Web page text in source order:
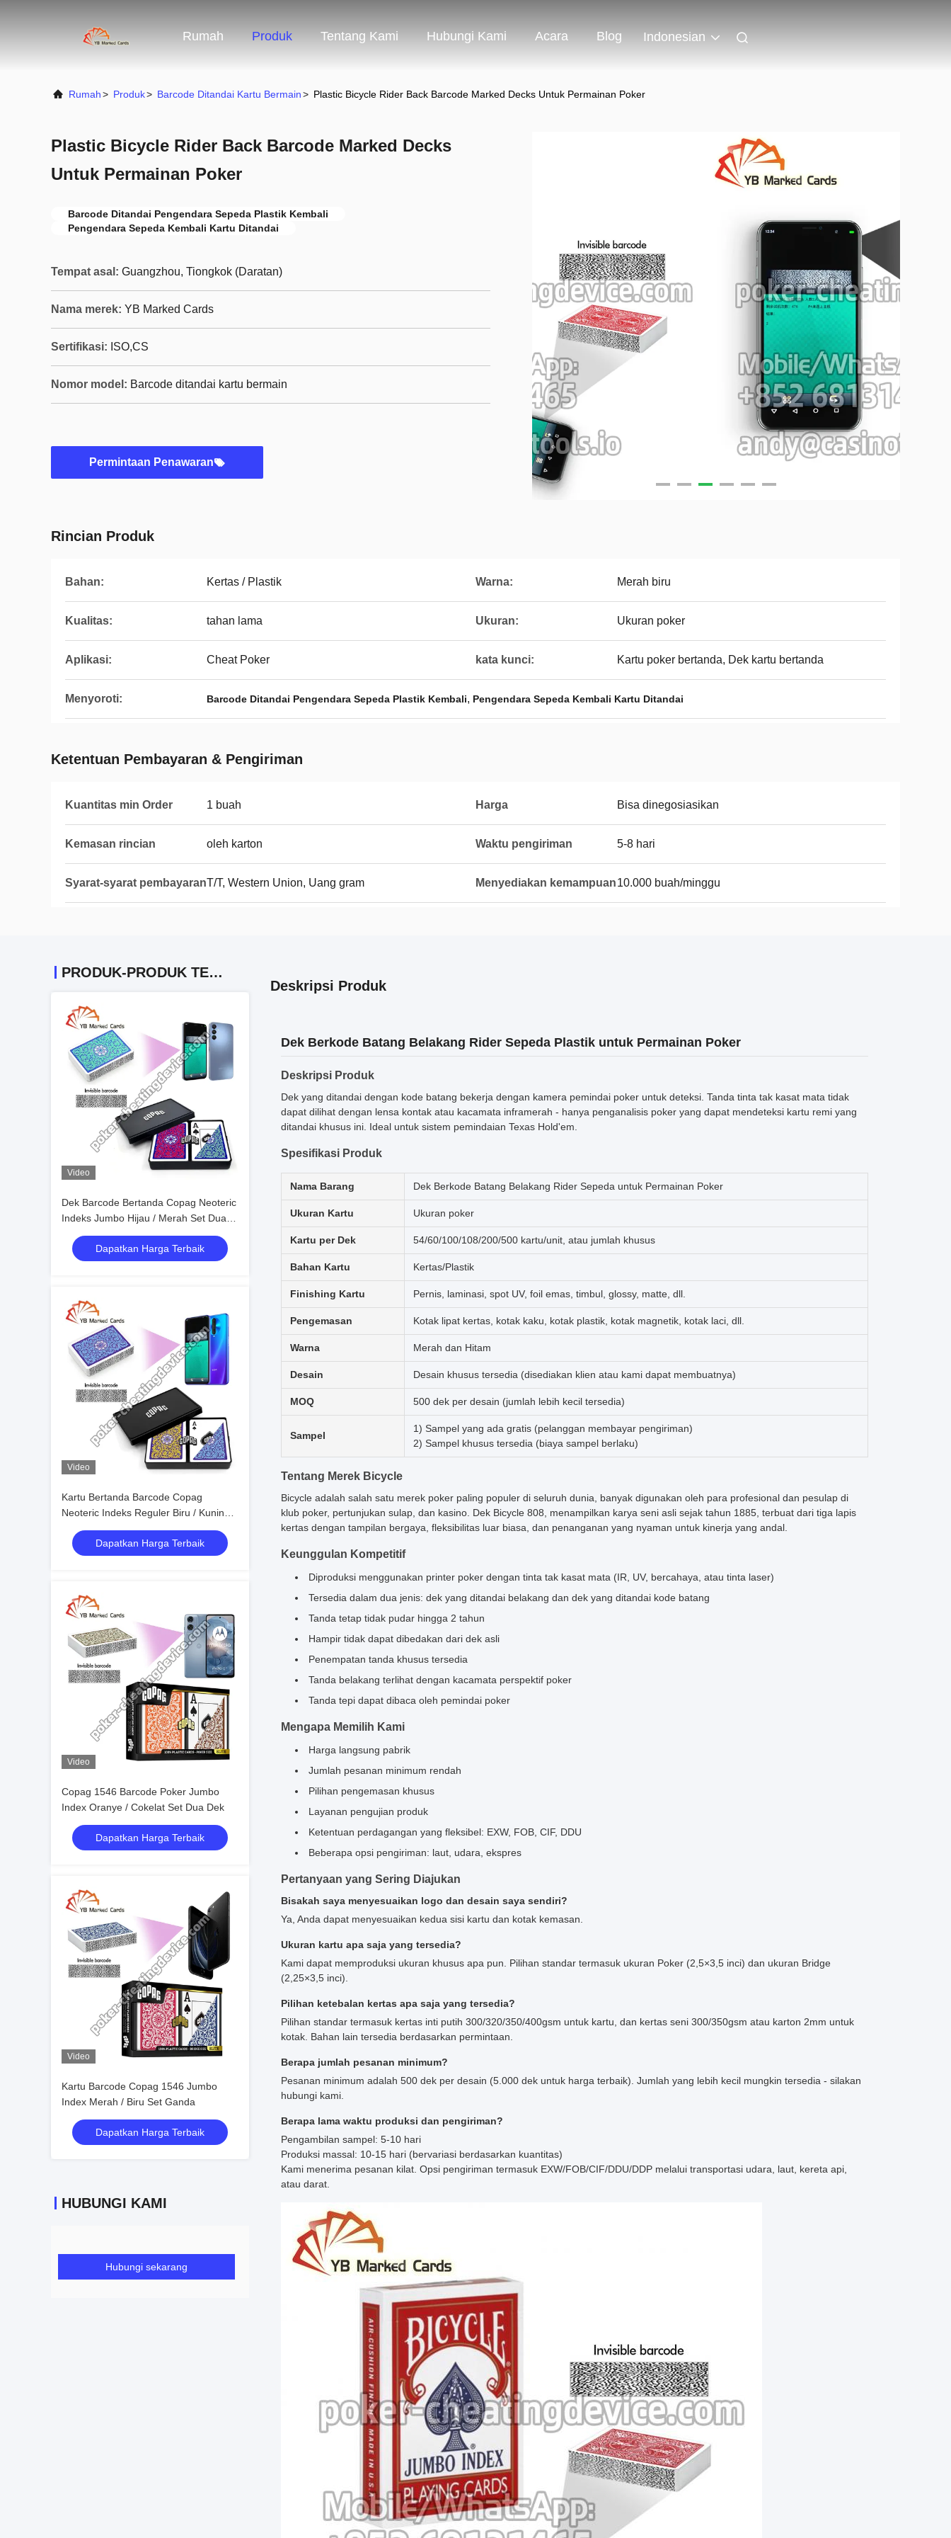
Rumah Produk Tentang Kami Hubungi Kami Acara Blog Indonesian
Rumah> Produk> Barcode Ditandai Kartu Bermain> Plastic Bicycle Rider Back Barcode Marked Decks Untuk Permainan Poker
Plastic Bicycle Rider Back Barcode Marked Decks
Untuk Permainan Poker
Barcode Ditandai Pengendara Sepeda Plastik Kembali
Pengendara Sepeda Kembali Kartu Ditandai
Tempat asal: Guangzhou, Tiongkok (Daratan)
Nama merek: YB Marked Cards
Sertifikasi: ISO,CS
Nomor model: Barcode ditandai kartu bermain
Permintaan Penawaran
Rincian Produk
Bahan: Kertas / Plastik Warna: Merah biru
Kualitas: tahan lama Ukuran: Ukuran poker
Aplikasi: Cheat Poker kata kunci: Kartu poker bertanda, Dek kartu bertanda
Menyoroti: Barcode Ditandai Pengendara Sepeda Plastik Kembali, Pengendara Sepeda Kembali Kartu Ditandai
Ketentuan Pembayaran & Pengiriman
Kuantitas min Order 1 buah Harga Bisa dinegosiasikan
Kemasan rincian oleh karton Waktu pengiriman 5-8 hari
Syarat-syarat pembayaranT/T, Western Union, Uang gram Menyediakan kemampuan10.000 buah/minggu
PRODUK-PRODUK TERKAIT
Video
Dek Barcode Bertanda Copag Neoteric
Indeks Jumbo Hijau / Merah Set Dua
Dapatkan Harga Terbaik
Video
Kartu Bertanda Barcode Copag
Neoteric Indeks Reguler Biru / Kuning
Set Ganda
Dapatkan Harga Terbaik
Video
Copag 1546 Barcode Poker Jumbo
Index Oranye / Cokelat Set Dua Dek
Dapatkan Harga Terbaik
Video
Kartu Barcode Copag 1546 Jumbo
Index Merah / Biru Set Ganda
Dapatkan Harga Terbaik
HUBUNGI KAMI
Hubungi sekarang
Deskripsi Produk
Dek Berkode Batang Belakang Rider Sepeda Plastik untuk Permainan Poker
Deskripsi Produk
Dek yang ditandai dengan kode batang bekerja dengan kamera pemindai poker untuk deteksi. Tanda tinta tak kasat mata tidak
dapat dilihat dengan lensa kontak atau kacamata inframerah - hanya penganalisis poker yang dapat mendeteksi kartu remi yang
ditandai khusus ini. Ideal untuk sistem pemindaian Texas Hold'em.
Spesifikasi Produk
Nama Barang Dek Berkode Batang Belakang Rider Sepeda untuk Permainan Poker
Ukuran Kartu Ukuran poker
Kartu per Dek 54/60/100/108/200/500 kartu/unit, atau jumlah khusus
Bahan Kartu Kertas/Plastik
Finishing Kartu Pernis, laminasi, spot UV, foil emas, timbul, glossy, matte, dll.
Pengemasan Kotak lipat kertas, kotak kaku, kotak plastik, kotak magnetik, kotak laci, dll.
Warna Merah dan Hitam
Desain Desain khusus tersedia (disediakan klien atau kami dapat membuatnya)
MOQ 500 dek per desain (jumlah lebih kecil tersedia)
Sampel
1) Sampel yang ada gratis (pelanggan membayar pengiriman)
2) Sampel khusus tersedia (biaya sampel berlaku)
Tentang Merek Bicycle
Bicycle adalah salah satu merek poker paling populer di seluruh dunia, banyak digunakan oleh para profesional dan pesulap di
klub poker, pertunjukan sulap, dan kasino. Dek Bicycle 808, menampilkan karya seni asli sejak tahun 1885, terbuat dari tiga lapis
kertas dengan tampilan bergaya, fleksibilitas luar biasa, dan penanganan yang nyaman untuk kinerja yang andal.
Keunggulan Kompetitif
Diproduksi menggunakan printer poker dengan tinta tak kasat mata (IR, UV, bercahaya, atau tinta laser)
Tersedia dalam dua jenis: dek yang ditandai belakang dan dek yang ditandai kode batang
Tanda tetap tidak pudar hingga 2 tahun
Hampir tidak dapat dibedakan dari dek asli
Penempatan tanda khusus tersedia
Tanda belakang terlihat dengan kacamata perspektif poker
Tanda tepi dapat dibaca oleh pemindai poker
Mengapa Memilih Kami
Harga langsung pabrik
Jumlah pesanan minimum rendah
Pilihan pengemasan khusus
Layanan pengujian produk
Ketentuan perdagangan yang fleksibel: EXW, FOB, CIF, DDU
Beberapa opsi pengiriman: laut, udara, ekspres
Pertanyaan yang Sering Diajukan
Bisakah saya menyesuaikan logo dan desain saya sendiri?
Ya, Anda dapat menyesuaikan kedua sisi kartu dan kotak kemasan.
Ukuran kartu apa saja yang tersedia?
Kami dapat memproduksi ukuran khusus apa pun. Pilihan standar termasuk ukuran Poker (2,5×3,5 inci) dan ukuran Bridge
(2,25×3,5 inci).
Pilihan ketebalan kertas apa saja yang tersedia?
Pilihan standar termasuk kertas inti putih 300/320/350/400gsm untuk kartu, dan kertas seni 300/350gsm atau karton 2mm untuk
kotak. Bahan lain tersedia berdasarkan permintaan.
Berapa jumlah pesanan minimum?
Pesanan minimum adalah 500 dek per desain (5.000 dek untuk harga terbaik). Jumlah yang lebih kecil mungkin tersedia - silakan
hubungi kami.
Berapa lama waktu produksi dan pengiriman?
Pengambilan sampel: 5-10 hari
Produksi massal: 10-15 hari (bervariasi berdasarkan kuantitas)
Kami menerima pesanan kilat. Opsi pengiriman termasuk EXW/FOB/CIF/DDU/DDP melalui transportasi udara, laut, kereta api,
atau darat.